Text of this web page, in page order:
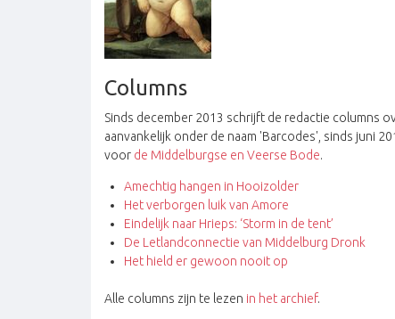
Columns
Sinds december 2013 schrijft de redactie columns
aanvankelijk onder de naam 'Barcodes', sinds juni
voor de Middelburgse en Veerse Bode.
Amechtig hangen in Hooizolder
Het verborgen luik van Amore
Eindelijk naar Hrieps: ‘Storm in de tent’
De Letlandconnectie van Middelburg Dronk
Het hield er gewoon nooit op
Alle columns zijn te lezen in het archief.